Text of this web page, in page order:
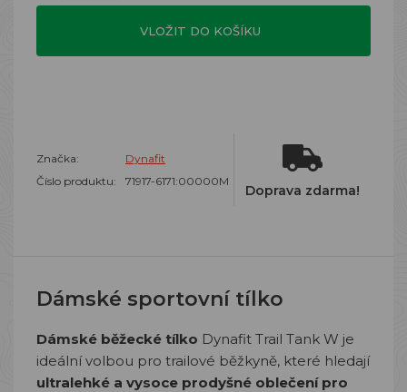
VLOŽIT DO KOŠÍKU
Značka:
Dynafit
Číslo produktu:
71917-6171:00000M
Doprava zdarma!
Dámské sportovní tílko
Dámské běžecké tílko Dynafit Trail Tank W je
ideální volbou pro trailové běžkyně, které hledají
ultralehké a vysoce prodyšné oblečení pro